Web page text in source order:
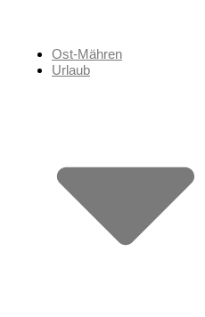
Ost-Mähren
Urlaub